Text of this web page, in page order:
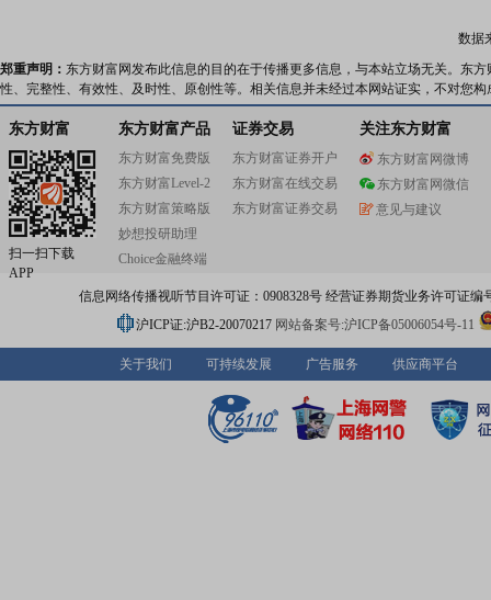
数据
郑重声明： 东方财富网发布此信息的目的在于传播更多信息，与本站立场无关。东
性、完整性、有效性、及时性、原创性等。相关信息并未经过本网站证实，不对您
东方财富
扫一扫下载
APP
东方财富产品
东方财富免费版
东方财富Level-2
东方财富策略版
妙想投研助理
Choice金融终端
证券交易
东方财富证券开户
东方财富在线交易
东方财富证券交易
关注东方财富
东方财富网微博
东方财富网微信
意见与建议
信息网络传播视听节目许可证：0908328号 经营证券期货业务许可证编
沪ICP证:沪B2-20070217 网站备案号:沪ICP备05006054号-11
关于我们 可持续发展 广告服务 供应商平台